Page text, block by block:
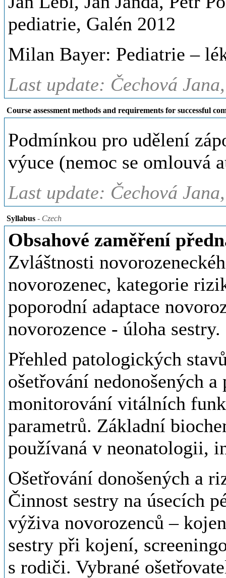
pediatrie, Galén 2012
Milan Bayer: Pediatrie –
Last update: Čechová
Course assessment methods and requirements for successful
Podmínkou pro udělení
výuce (nemoc se omlouvá
Last update: Čechová
Syllabus - Czech
Obsahové zaměření
Zvláštnosti
novorozenec, kategorie
poporodní adaptace
novorozence - úloha sestry.
Přehled patologických
ošetřování nedonošených
monitorování vitálních
parametrů. Základní
používaná v neonatologii,
Ošetřování donošených a
Činnost sestry na úsecích
výživa novorozenců –
sestry při kojení,
s rodiči. Vybrané